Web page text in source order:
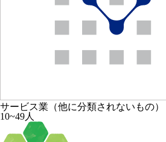
サービス業（他に分類されないもの）
10~49人